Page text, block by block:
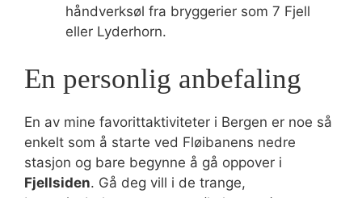
håndverksøl fra bryggerier som 7 Fjell
eller Lyderhorn.
En personlig anbefaling
En av mine favorittaktiviteter i Bergen er noe så
enkelt som å starte ved Fløibanens nedre
stasjon og bare begynne å gå oppover i
Fjellsiden. Gå deg vill i de trange,